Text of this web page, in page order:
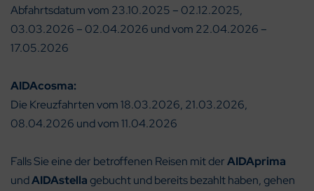
Abfahrtsdatum vom 23.10.2025 – 02.12.2025,
03.03.2026 – 02.04.2026 und vom 22.04.2026 –
17.05.2026
AIDAcosma:
Die Kreuzfahrten vom 18.03.2026, 21.03.2026,
08.04.2026 und vom 11.04.2026
Falls Sie eine der betroffenen Reisen mit derAIDAprima
undAIDAstella gebucht und bereits bezahlt haben, gehen